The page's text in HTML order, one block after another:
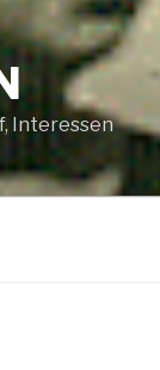
Interessen